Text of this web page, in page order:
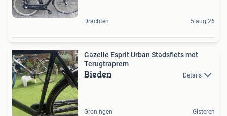
Drachten 5 aug 26
Gazelle Esprit Urban Stadsfiets met
Terugtraprem
Bieden Details
Groningen Gisteren